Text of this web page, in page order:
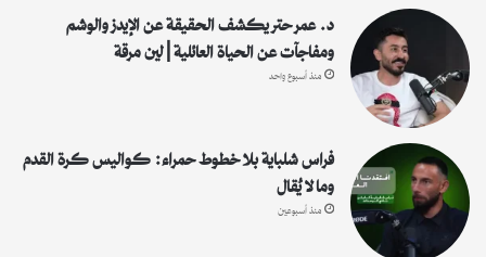
د. عمر حتر يكشف الحقيقة عن الإيدز والوشم
ومفاجآت عن الحياة العائلية | لين مرقة
منذ أسبوع واحد
فراس شلباية بلا خطوط حمراء: كواليس كرة القدم
وما لا يُقال
منذ أسبوعين